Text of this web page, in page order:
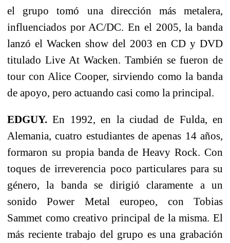
el grupo tomó una dirección más metalera,
influenciados por AC/DC. En el 2005, la banda
lanzó el Wacken show del 2003 en CD y DVD
titulado Live At Wacken. También se fueron de
tour con Alice Cooper, sirviendo como la banda
de apoyo, pero actuando casi como la principal.
EDGUY.En 1992, en la ciudad de Fulda, en
Alemania, cuatro estudiantes de apenas 14 años,
formaron su propia banda de Heavy Rock. Con
toques de irreverencia poco particulares para su
género, la banda se dirigió claramente a un
sonido Power Metal europeo, con Tobias
Sammet como creativo principal de la misma. El
más reciente trabajo del grupo es una grabación